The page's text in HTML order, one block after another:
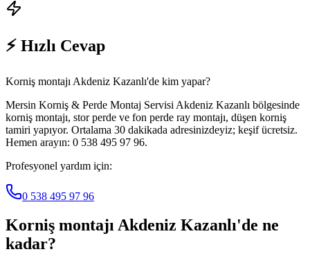
⚡ Hızlı Cevap
Korniş montajı Akdeniz Kazanlı'de kim yapar?
Mersin Korniş & Perde Montaj Servisi Akdeniz Kazanlı bölgesinde
korniş montajı, stor perde ve fon perde ray montajı, düşen korniş
tamiri yapıyor. Ortalama 30 dakikada adresinizdeyiz; keşif ücretsiz.
Hemen arayın: 0 538 495 97 96.
Profesyonel yardım için:
0 538 495 97 96
Korniş montajıAkdeniz Kazanlı'de ne
kadar?